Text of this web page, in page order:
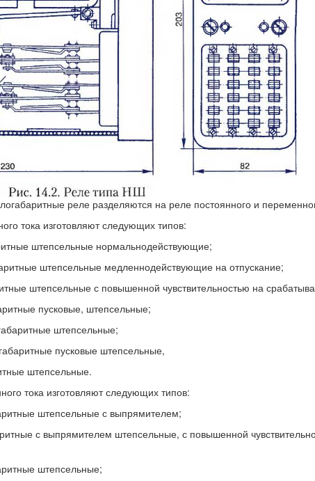
реле разделяются на реле постоянного и
тока изготовляют следующих типов:
штепсельные нормальнодействующие;
штепсельные медленнодействующие на отпускание;
штепсельные с повышенной чувствительностью на
пусковые, штепсельные;
штепсельные;
пусковые штепсельные,
штепсельные.
тока изготовляют следующих типов:
штепсельные с выпрямителем;
с выпрямителем штепсельные, с повышенной
штепсельные;